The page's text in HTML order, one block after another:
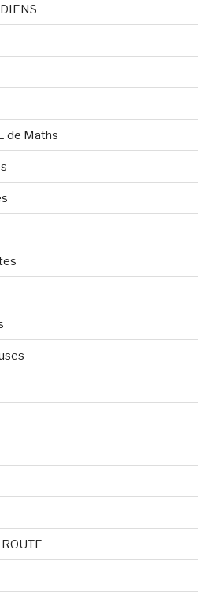
de Maths